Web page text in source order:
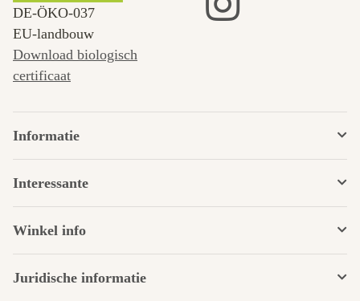
DE‑ÖKO‑037
EU-landbouw
Download biologisch
certificaat
Informatie
Interessante
Winkel info
Juridische informatie